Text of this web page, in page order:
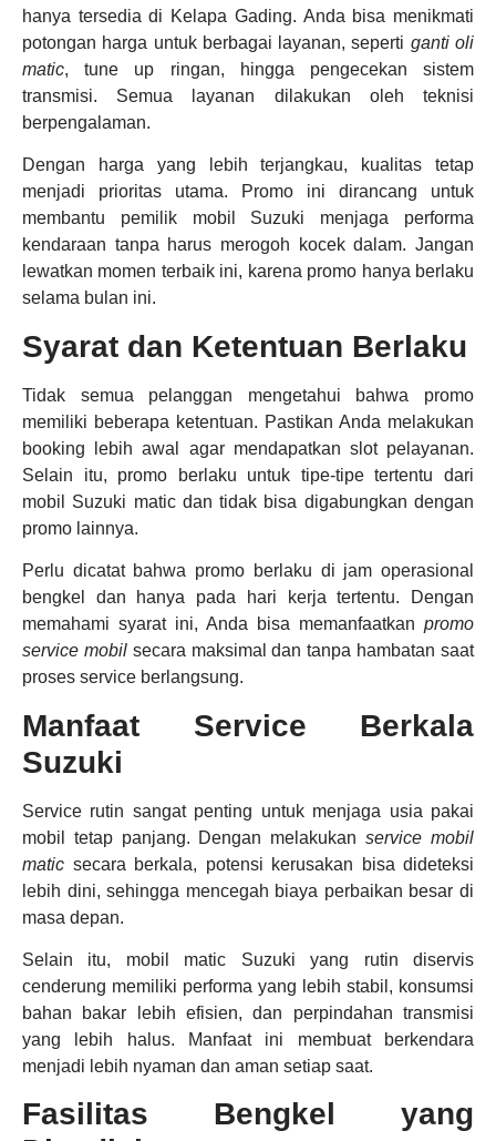
hanya tersedia di Kelapa Gading. Anda bisa menikmati
potongan harga untuk berbagai layanan, seperti ganti oli
matic, tune up ringan, hingga pengecekan sistem
transmisi. Semua layanan dilakukan oleh teknisi
berpengalaman.
Dengan harga yang lebih terjangkau, kualitas tetap
menjadi prioritas utama. Promo ini dirancang untuk
membantu pemilik mobil Suzuki menjaga performa
kendaraan tanpa harus merogoh kocek dalam. Jangan
lewatkan momen terbaik ini, karena promo hanya berlaku
selama bulan ini.
Syarat dan Ketentuan Berlaku
Tidak semua pelanggan mengetahui bahwa promo
memiliki beberapa ketentuan. Pastikan Anda melakukan
booking lebih awal agar mendapatkan slot pelayanan.
Selain itu, promo berlaku untuk tipe-tipe tertentu dari
mobil Suzuki matic dan tidak bisa digabungkan dengan
promo lainnya.
Perlu dicatat bahwa promo berlaku di jam operasional
bengkel dan hanya pada hari kerja tertentu. Dengan
memahami syarat ini, Anda bisa memanfaatkan promo
service mobilsecara maksimal dan tanpa hambatan saat
proses service berlangsung.
Manfaat Service Berkala
Suzuki
Service rutin sangat penting untuk menjaga usia pakai
mobil tetap panjang. Dengan melakukanservice mobil
matic secara berkala, potensi kerusakan bisa dideteksi
lebih dini, sehingga mencegah biaya perbaikan besar di
masa depan.
Selain itu, mobil matic Suzuki yang rutin diservis
cenderung memiliki performa yang lebih stabil, konsumsi
bahan bakar lebih efisien, dan perpindahan transmisi
yang lebih halus. Manfaat ini membuat berkendara
menjadi lebih nyaman dan aman setiap saat.
Fasilitas Bengkel yang